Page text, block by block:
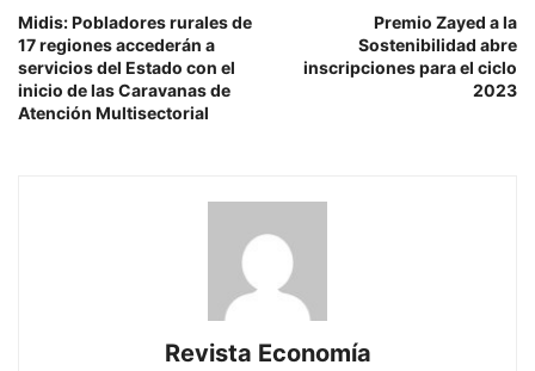
Midis: Pobladores rurales de
17 regiones accederán a
servicios del Estado con el
inicio de las Caravanas de
Atención Multisectorial
Premio Zayed a la
Sostenibilidad abre
inscripciones para el ciclo
2023
Revista Economía